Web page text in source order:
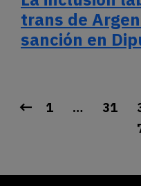
trans de
sanción en
1 … 31